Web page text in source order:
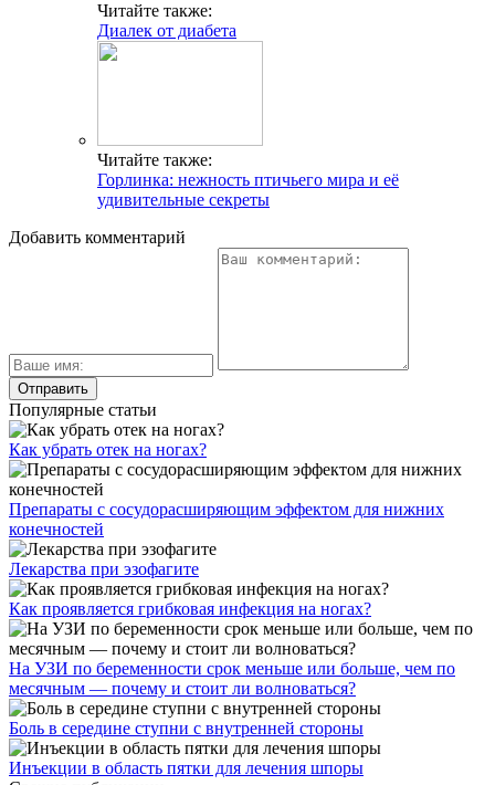
Читайте также:
Диалек от диабета
Читайте также:
Горлинка: нежность птичьего мира и её
удивительные секреты
Добавить комментарий
Популярные статьи
Как убрать отек на ногах?
Препараты с сосудорасширяющим эффектом для нижних
конечностей
Лекарства при эзофагите
Как проявляется грибковая инфекция на ногах?
На УЗИ по беременности срок меньше или больше, чем по
месячным — почему и стоит ли волноваться?
Боль в середине ступни с внутренней стороны
Инъекции в область пятки для лечения шпоры